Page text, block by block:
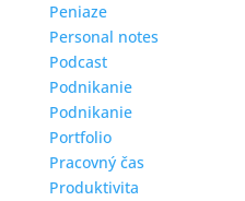
Peniaze
Personal notes
Podcast
Podnikanie
Podnikanie
Portfolio
Pracovný čas
Produktivita